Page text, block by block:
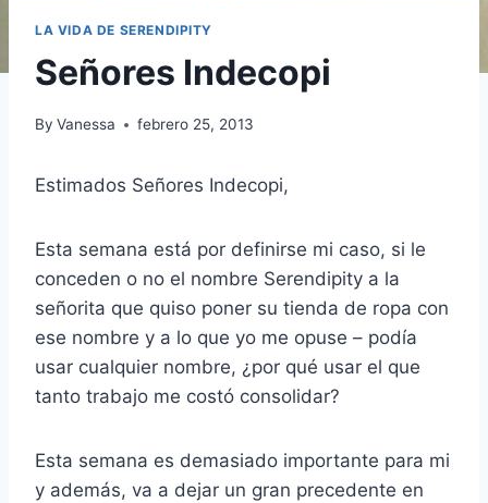
LA VIDA DE SERENDIPITY
Señores Indecopi
By Vanessa febrero 25, 2013
Estimados Señores Indecopi,
Esta semana está por definirse mi caso, si le
conceden o no el nombre Serendipity a la
señorita que quiso poner su tienda de ropa con
ese nombre y a lo que yo me opuse – podía
usar cualquier nombre, ¿por qué usar el que
tanto trabajo me costó consolidar?
Esta semana es demasiado importante para mi
y además, va a dejar un gran precedente en